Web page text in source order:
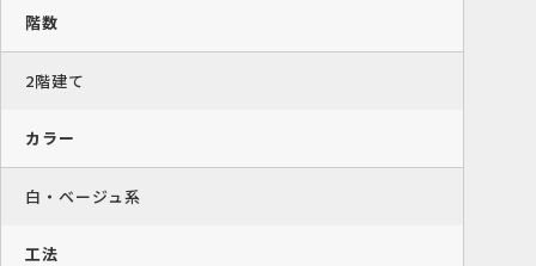
階数
2階建て
カラー
白・ベージュ系
工法